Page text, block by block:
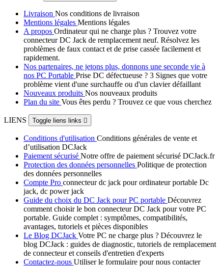
Livraison Nos conditions de livraison
Mentions légales Mentions légales
A propos Ordinateur qui ne charge plus ? Trouvez votre
connecteur DC Jack de remplacement neuf. Résolvez les
problèmes de faux contact et de prise cassée facilement et
rapidement.
Nos partenaires, ne jetons plus, donnons une seconde vie à
nos PC Portable Prise DC défectueuse ? 3 Signes que votre
problème vient d'une surchauffe ou d'un clavier défaillant
Nouveaux produits Nos nouveaux produits
Plan du site Vous êtes perdu ? Trouvez ce que vous cherchez
LIENS Toggle liens links 
Conditions d'utilisation Conditions générales de vente et
d’utilisation DCJack
Paiement sécurisé Notre offre de paiement sécurisé DCJack.fr
Protection des données personnelles Politique de protection
des données personnelles
Compte Pro connecteur dc jack pour ordinateur portable Dc
jack, dc power jack
Guide du choix du DC Jack pour PC portable Découvrez
comment choisir le bon connecteur DC Jack pour votre PC
portable. Guide complet : symptômes, compatibilités,
avantages, tutoriels et pièces disponibles
Le Blog DCJack Votre PC ne charge plus ? Découvrez le
blog DCJack : guides de diagnostic, tutoriels de remplacement
de connecteur et conseils d'entretien d'experts
Contactez-nous Utiliser le formulaire pour nous contacter